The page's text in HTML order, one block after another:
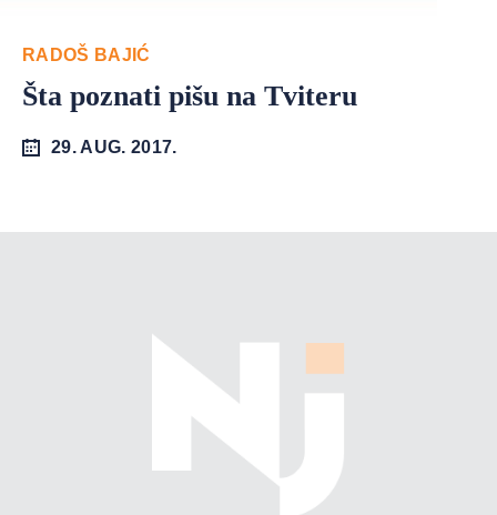
RADOŠ BAJIĆ
Šta poznati pišu na Tviteru
29. AUG. 2017.